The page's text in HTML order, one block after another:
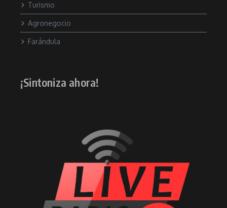
Turismo
Agronegocio
Farándula
¡Sintoniza ahora!